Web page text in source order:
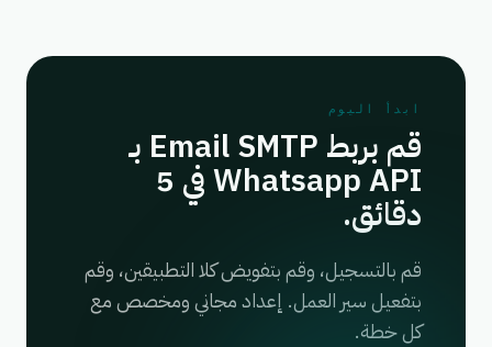
ابدأ اليوم
قم بربط Email SMTP بـ
Whatsapp API في 5
دقائق.
قم بالتسجيل، وقم بتفويض كلا التطبيقين، وقم
بتفعيل سير العمل. إعداد مجاني ومخصص مع
كل خطة.